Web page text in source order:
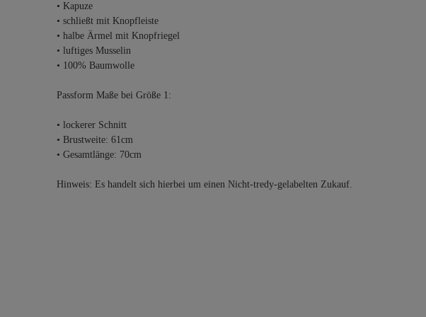
• Kapuze
• schließt mit Knopfleiste
• halbe Ärmel mit Knopfriegel
• luftiges Musselin
• 100% Baumwolle
Passform Maße bei Größe 1:
• lockerer Schnitt
• Brustweite: 61cm
• Gesamtlänge: 70cm
Hinweis: Es handelt sich hierbei um einen Nicht-tredy-gelabelten Zukauf.